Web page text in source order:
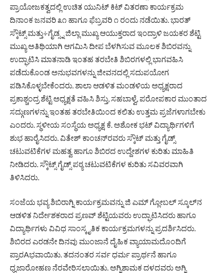
ಪ್ರಾಯೋಜಕತ್ವದಲ್ಲಿ ಉಚಿತ ಯುನಿಟ್ ಕಿಟ್ ವಿತರಣಾ ಕಾರ್ಯಕ್ರಮ
ದಿನಾಂಕ ಜನವರಿ ೩೧ ಹಾಗೂ ಫೆಬ್ರವರಿ ೧ ರಂದು ನಡೆಯಿತು. ಭಾರತ್
ಸ್ಕೌಟ್ಸ್ ಮತ್ತು÷ಗೈಡ್ಸ್ನ ಜಿಲ್ಲಾ ಮುಖ್ಯ ಆಯುಕ್ತರಾದ ಇಂದ್ರಾಳಿ ಜಯಕರ ಶೆಟ್ಟಿ
ಮುಖ್ಯ ಅತಿಥಿಯಾಗಿ ಆಗಮಿಸಿ ದೀಪ ಬೆಳಗಿಸುವ ಮೂಲಕ ಶಿಬಿರವನ್ನು
ಉದ್ಘಾಟಿಸಿ ಮಾತನಾಡಿ ಇಂತಹ ತರಬೇತಿ ಶಿಬಿರಗಳಲ್ಲಿ ಭಾಗವಹಿಸಿ
ಪಡೆದುಕೊಂಡ ಅನುಭವಗಳನ್ನು ಜೀವನದಲ್ಲಿ ಸದುಪಯೋಗ
ಪಡಿಸಿಕೊಳ್ಳಬೇಕೆಂದರು. ಶಾಲಾ ಆಡಳಿತ ಮಂಡಳಿಯ ಅಧ್ಯಕ್ಷರಾದ
ಪ್ರಕಾಶ್ಚಂದ್ರ ಶೆಟ್ಟಿ ಅಧ್ಯಕ್ಷತೆ ವಹಿಸಿ ಶಿಸ್ತು, ಸಹಬಾಳ್ವೆ, ಪರೋಪಕಾರ ಮುಂತಾದ
ಸದ್ಗುಣಗಳನ್ನು ಇಂತಹ ತರಬೇತಿಯಿಂದ ಕಲಿತು ಉತ್ತಮ ಪ್ರಜೆಗಳಾಗಬೇಕು
ಎಂದರು. ಸ್ಥಳೀಯ ಸಂಸ್ಥೆಯ ಅಧ್ಯಕ್ಷ ಕೆ. ಅಶೋಕ ಭಟ್ ವಿದ್ಯಾರ್ಥಿಗಳಿಗೆ
ಶುಭ ಹಾರೈಸಿದರು. ವಿತೇಶ್ ಕಾಂಚನ್‌ರವರು ಸ್ಕೌಟ್ ಮತ್ತು ಗೈಡ್ಸ್
ಚಟುವಟಿಕೆಗಳ ಮಹತ್ವ ಹಾಗೂ ಶಿಬಿರದ ಉದ್ದೇಶಗಳ ಕುರಿತು ಮಾಹಿತಿ
ನೀಡಿದರು. ಸ್ಕೌಟ್ಸ್ ಗೈಡ್ಸ್ ಪಠ್ಯ ಚಟುವಟಿಕೆಗಳ ಕುರಿತು ಸವಿವರವಾಗಿ
ತಿಳಿಸಿದರು.
ಸಂಜೆಯ ಭವ್ಯ ಶಿಬಿರಾಗ್ನಿ ಕಾರ್ಯಕ್ರಮವನ್ನು ಜಿ ಎಮ್ ಗ್ಲೋಬಲ್ ಸ್ಕೂಲ್‌ನ
ಆಡಳಿತ ನಿರ್ದೇಶಕರಾದ ಪ್ರಣವ್ ಶೆಟ್ಟಿಯವರು ಉದ್ಘಾಟಿಸಿದರು ಹಾಗೂ
ವಿದ್ಯಾರ್ಥಿಗಳು ವಿವಿಧ ಸಾಂಸ್ಕೃತಿಕ ಕಾರ್ಯಕ್ರಮಗಳನ್ನು ಪ್ರದರ್ಶಿಸಿದರು.
ಶಿಬಿರದ ಎರಡನೇ ದಿನವು ಮುಂಜಾನೆ ದೈಹಿಕ ವ್ಯಾಯಾಮದೊಂದಿಗೆ
ಪ್ರಾರAಭವಾಯಿತು. ತದನಂತರ ಸರ್ವ ಧರ್ಮ ಪ್ರಾರ್ಥನೆ ಹಾಗೂ
ಧ್ವಜಾರೋಹಣ ನೆರವೇರಿಸಲಾಯಿತು. ಅಗ್ನಿಶಾಮಕ ದಳದವರು ಅಗ್ನಿ